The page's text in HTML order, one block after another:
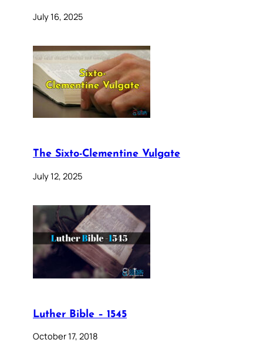
July 16, 2025
The Sixto-Clementine Vulgate
July 12, 2025
Luther Bible – 1545
October 17, 2018